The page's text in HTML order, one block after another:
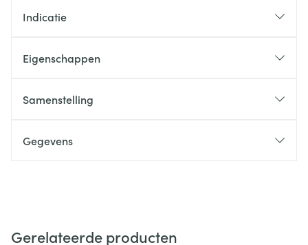
Indicatie
Eigenschappen
Samenstelling
Gegevens
Gerelateerde producten